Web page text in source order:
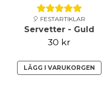
🎈 FESTARTIKLAR
Servetter - Guld
30 kr
LÄGG I VARUKORGEN